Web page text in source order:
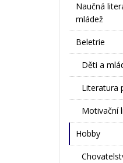
Naučná
mládež
Beletrie
Děti a
Literatura
Motivační
Hobby